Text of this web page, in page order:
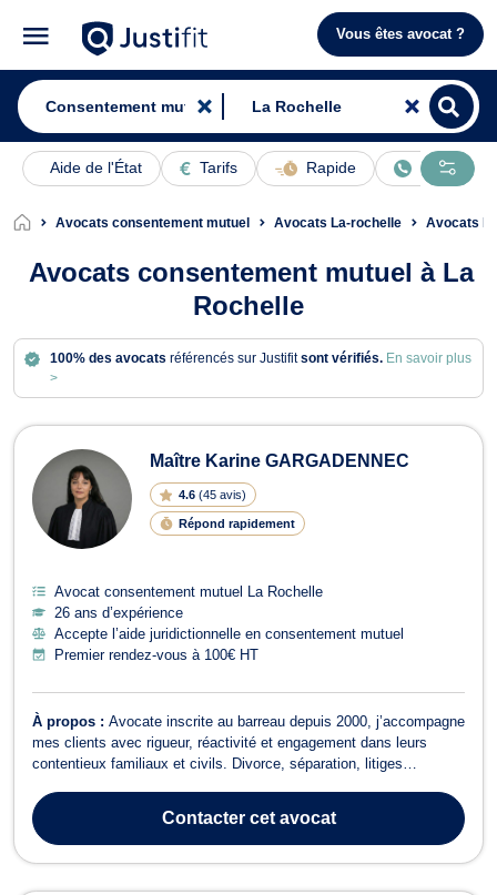
Vous êtes avocat ?
Aide de l'État Tarifs Rapide En ligne
Avocats consentement mutuel Avocats La-rochelle Avocats
Avocats consentement mutuel à La
Rochelle
100% des avocats référencés sur Justifitsont vérifiés. En savoir plus
>
Avocats en consentement mutuel à
Maître Karine GARGADENNEC
4.6 (45 avis)
Répond rapidement
Avocat consentement mutuel La Rochelle
26 ans d’expérience
Accepte l’aide juridictionnelle en consentement mutuel
Premier rendez-vous à 100€ HT
À propos : Avocate inscrite au barreau depuis 2000, j’accompagne
mes clients avec rigueur, réactivité et engagement dans leurs
contentieux familiaux et civils. Divorce, séparation, litiges
avec une analyse précise et une stratégie adaptée. J’accorde une
attention part...
Contactercet avocat